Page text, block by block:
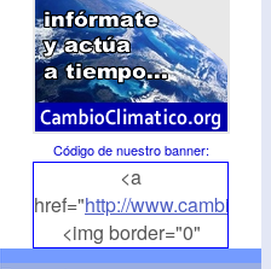
Código de nuestro banner:
<a
href="http://
<img border="0"
align="middle"